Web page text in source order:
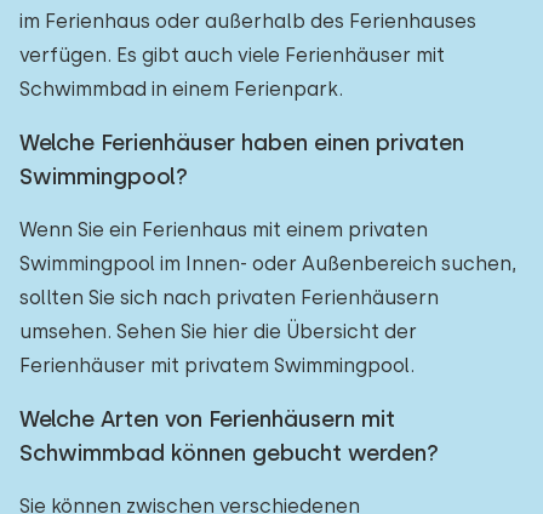
im Ferienhaus oder außerhalb des Ferienhauses
verfügen. Es gibt auch viele Ferienhäuser mit
Schwimmbad in einem Ferienpark.
Welche Ferienhäuser haben einen privaten
Swimmingpool?
Wenn Sie ein Ferienhaus mit einem privaten
Swimmingpool im Innen- oder Außenbereich suchen,
sollten Sie sich nach privaten Ferienhäusern
umsehen. Sehen Sie hier die Übersicht der
Ferienhäuser mit privatem Swimmingpool.
Welche Arten von Ferienhäusern mit
Schwimmbad können gebucht werden?
Sie können zwischen verschiedenen